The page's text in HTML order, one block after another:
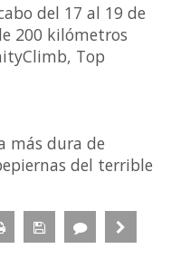
del 17 al 19 de
200 kilómetros
Top
más dura de
del terrible